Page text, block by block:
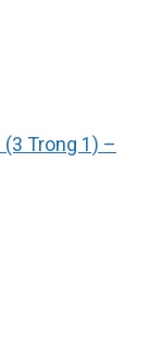
Trong 1) –